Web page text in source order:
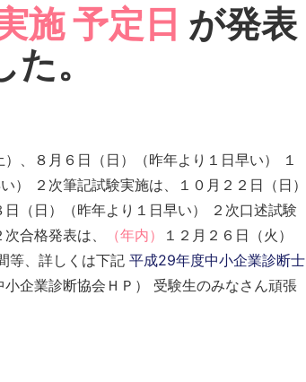
施予定日 が発表
。
、８月６日（日）（昨年より１日早い） １
） ２次筆記試験実施は、１０月２２日（日）
（日）（昨年より１日早い） ２次口述試験
合格発表は、
（年内）
１２月２６日（火）
等、詳しくは下記平成29年度中小企業診断士
小企業診断協会ＨＰ） 受験生のみなさん頑張